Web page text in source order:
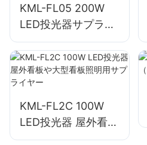
KML-FL05 200W
LED投光器サプライ
ヤー、緊急および災
害救助現場の照明
KML-FL2C 100W
LED投光器 屋外看板
や大型看板照明用サ